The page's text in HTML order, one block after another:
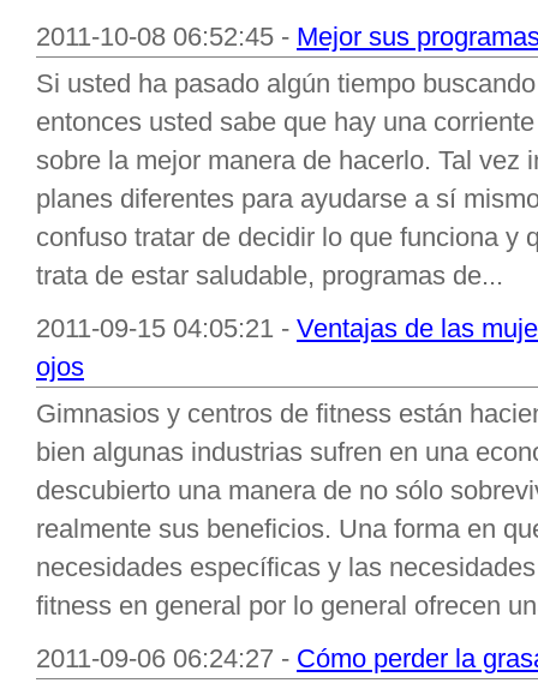
2011-10-08 06:52:45 - Mejor sus
Si usted ha pasado algún tiempo
entonces usted sabe que hay una
sobre la mejor manera de hacerlo. Tal vez
planes diferentes para ayudarse a sí
confuso tratar de decidir lo que funciona y
trata de estar saludable, programas de...
2011-09-15 04:05:21 - Ventajas de las
ojos
Gimnasios y centros de fitness están
bien algunas industrias sufren en una
descubierto una manera de no sólo
realmente sus beneficios. Una forma en
necesidades específicas y las
fitness en general por lo general ofrecen
2011-09-06 06:24:27 - Cómo perder la